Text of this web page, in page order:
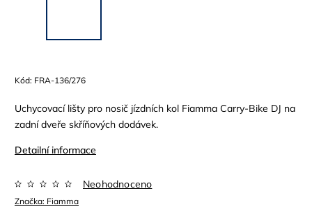
Kód: FRA-136/276
Uchycovací lišty pro nosič jízdních kol Fiamma Carry-Bike DJ na
zadní dveře skříňových dodávek.
Detailní informace
Značka: Fiamma
Neohodnoceno